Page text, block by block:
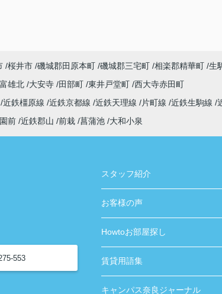
桜井市 磯城郡田原本町 磯城郡三宅町 相楽郡精華町 生
富雄北 大安寺 田部町 東井戸堂町 西大寺赤田町
近鉄橿原線 近鉄京都線 近鉄天理線 片町線 近鉄生駒線
前 近鉄郡山 前栽 菖蒲池 大和小泉
553
スタッフ紹介
お客様の声
Howtoお部屋探し
賃貸用語集
キャンパス奈良ジャーナル